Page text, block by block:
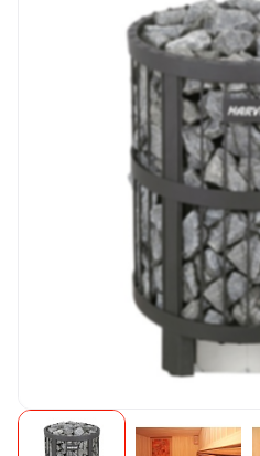
Пиломатериалы
Облицовка и порталы
SPA-оборудование
Камни для печей
Запчасти